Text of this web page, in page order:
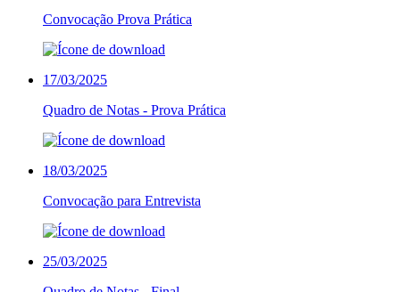
Convocação Prova Prática
17/03/2025
Quadro de Notas - Prova Prática
18/03/2025
Convocação para Entrevista
25/03/2025